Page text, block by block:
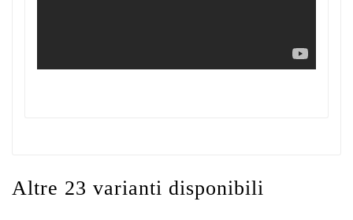
Altre 23 varianti disponibili